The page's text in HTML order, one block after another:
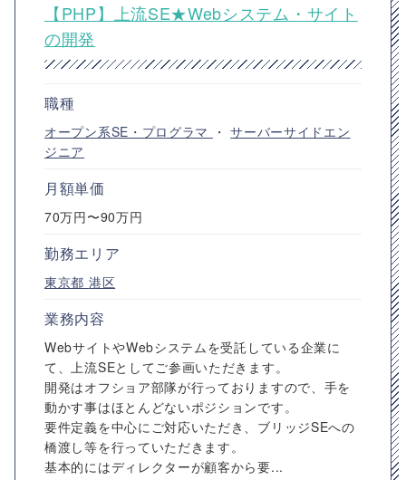
【PHP】上流SE★Webシステム・サイト
の開発
職種
オープン系SE・プログラマ ・サーバーサイドエン
ジニア
月額単価
70万円〜90万円
勤務エリア
東京都 港区
業務内容
WebサイトやWebシステムを受託している企業に
て、上流SEとしてご参画いただきます。
開発はオフショア部隊が行っておりますので、手を
動かす事はほとんどないポジションです。
要件定義を中心にご対応いただき、ブリッジSEへの
橋渡し等を行っていただきます。
基本的にはディレクターが顧客から要...